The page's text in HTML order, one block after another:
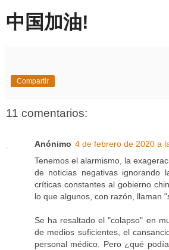
中国加油!
Compartir
11 comentarios:
Anónimo 4 de febrero de 2020 a
Tenemos el alarmismo, la
de noticias negativas ignorando
críticas constantes al gobierno
lo que algunos, con razón, llaman
Se ha resaltado el "colapso" en
de medios suficientes, el
personal médico. Pero ¿qué